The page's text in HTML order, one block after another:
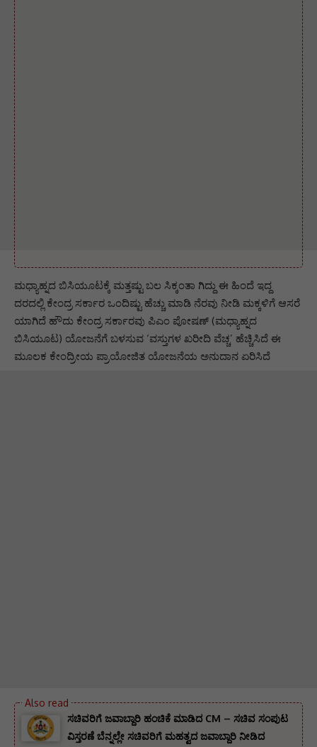
ಮಧ್ಯಾಹ್ನದ ಬಿಸಿಯೂಟಕ್ಕೆ ಮತ್ತಷ್ಟು ಬಲ ಸಿಕ್ಕಂತಾ ಗಿದ್ದು ಈ ಹಿಂದೆ ಇದ್ದ
ದರದಲ್ಲಿ ಕೇಂದ್ರ ಸರ್ಕಾರ ಒಂದಿಷ್ಟು ಹೆಚ್ಚು ಮಾಡಿ ನೆರವು ನೀಡಿ ಮಕ್ಕಳಿಗೆ ಆಸರೆ
ಯಾಗಿದೆ ಹೌದು ಕೇಂದ್ರ ಸರ್ಕಾರವು ಪಿಎಂ ಪೋಷಣ್ (ಮಧ್ಯಾಹ್ನದ
ಬಿಸಿಯೂಟ) ಯೋಜನೆಗೆ ಬಳಸುವ ‘ವಸ್ತುಗಳ ಖರೀದಿ ವೆಚ್ಚ’ ಹೆಚ್ಚಿಸಿದೆ ಈ
ಮೂಲಕ ಕೇಂದ್ರೀಯ ಪ್ರಾಯೋಜಿತ ಯೋಜನೆಯ ಅನುದಾನ ಏರಿಸಿದೆ
ಸಚಿವರಿಗೆ ಜವಾಬ್ದಾರಿ ಹಂಚಿಕೆ ಮಾಡಿದ CM – ಸಚಿವ ಸಂಪುಟ
ವಿಸ್ತರಣೆ ಬೆನ್ನಲ್ಲೇ ಸಚಿವರಿಗೆ ಮಹತ್ವದ ಜವಾಬ್ದಾರಿ ನೀಡಿದ